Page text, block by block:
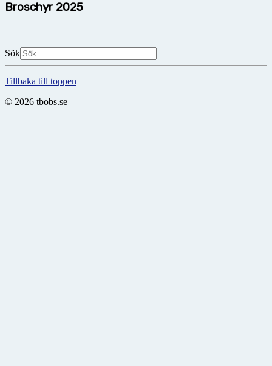
Broschyr 2025
Sök
Tillbaka till toppen
© 2026 tbobs.se